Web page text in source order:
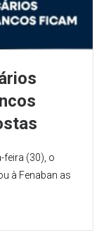
feira (30), o
à Fenaban as